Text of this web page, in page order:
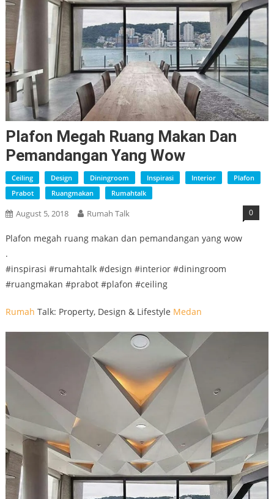
Plafon Megah Ruang Makan Dan
Pemandangan Yang Wow
Ceiling Design Diningroom Inspirasi Interior
Plafon
Prabot
Ruangmakan Rumahtalk
August 5, 2018 Rumah Talk 0
Plafon megah ruang makan dan pemandangan yang wow
.
#inspirasi #rumahtalk #design #interior #diningroom
#ruangmakan #prabot #plafon #ceiling
Rumah Talk: Property, Design & Lifestyle Medan